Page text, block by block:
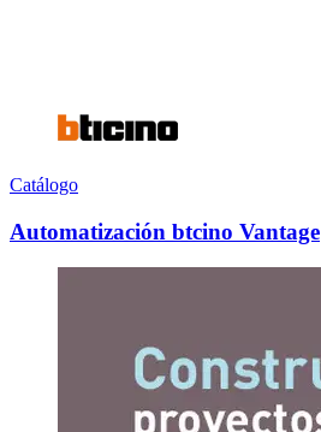
Catálogo
Automatización btcino Vantage